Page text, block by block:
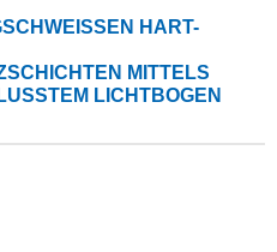
HART-S
MITTELS MA
LICHTBOGEN